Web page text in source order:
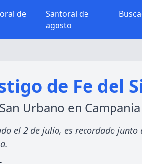
de
Santoral de
agosto
de Fe del
Urbano en Campania
el 2 de julio, es recordado junto